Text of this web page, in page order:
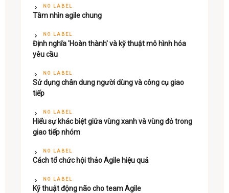
NO LABEL
Tầm nhìn agile chung
NO LABEL
Định nghĩa 'Hoàn thành' và kỹ thuật mô hình hóa
yêu cầu
NO LABEL
Sử dụng chân dung người dùng và công cụ giao
tiếp
NO LABEL
Hiểu sự khác biệt giữa vùng xanh và vùng đỏ trong
giao tiếp nhóm
NO LABEL
Cách tổ chức hội thảo Agile hiệu quả
NO LABEL
Kỹ thuật động não cho team Agile